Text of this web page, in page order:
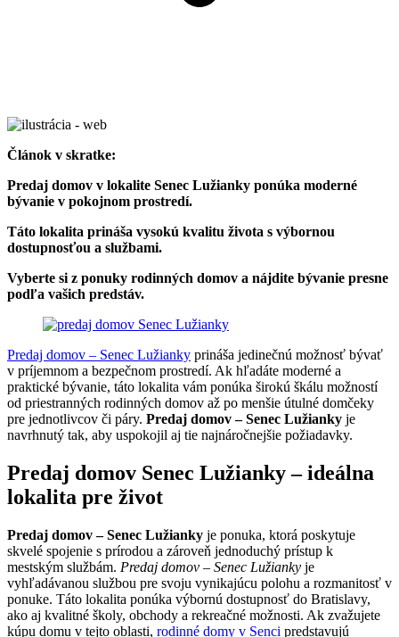
Článok v skratke:
Predaj domov v lokalite Senec Lužianky ponúka moderné
bývanie v pokojnom prostredí.
Táto lokalita prináša vysokú kvalitu života s výbornou
dostupnosťou a službami.
Vyberte si z ponuky rodinných domov a nájdite bývanie presne
podľa vašich predstáv.
Predaj domov – Senec Lužianky prináša jedinečnú možnosť bývať
v príjemnom a bezpečnom prostredí. Ak hľadáte moderné a
praktické bývanie, táto lokalita vám ponúka širokú škálu možností
od priestranných rodinných domov až po menšie útulné domčeky
pre jednotlivcov či páry. Predaj domov – Senec Lužianky je
navrhnutý tak, aby uspokojil aj tie najnáročnejšie požiadavky.
Predaj domov Senec Lužianky – ideálna
lokalita pre život
Predaj domov – Senec Lužianky je ponuka, ktorá poskytuje
skvelé spojenie s prírodou a zároveň jednoduchý prístup k
mestským službám. Predaj domov – Senec Lužianky je
vyhľadávanou službou pre svoju vynikajúcu polohu a rozmanitosť v
ponuke. Táto lokalita ponúka výbornú dostupnosť do Bratislavy,
ako aj kvalitné školy, obchody a rekreačné možnosti. Ak zvažujete
kúpu domu v tejto oblasti, rodinné domy v Senci predstavujú